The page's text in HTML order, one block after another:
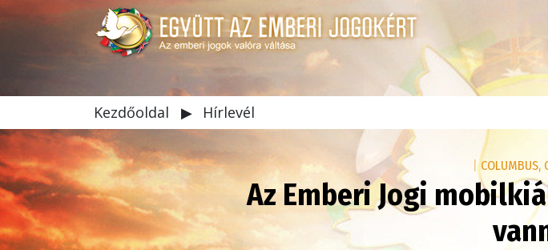
Kezdőoldal ▶ Hírlevél
COLUMBUS,
Az Emberi Jogi